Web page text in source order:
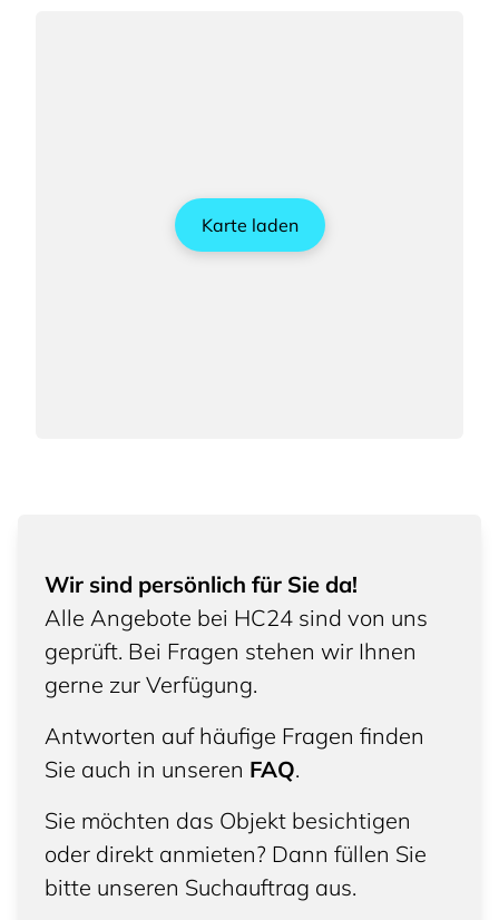
Karte laden
Wir sind persönlich für Sie da!
Alle Angebote bei HC24 sind von uns
geprüft. Bei Fragen stehen wir Ihnen
gerne zur Verfügung.
Antworten auf häufige Fragen finden
Sie auch in unseren FAQ.
Sie möchten das Objekt besichtigen
oder direkt anmieten? Dann füllen Sie
bitte unseren Suchauftrag aus.